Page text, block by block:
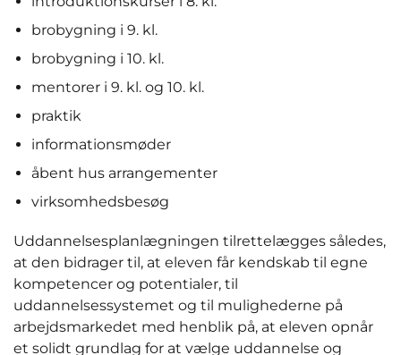
brobygning i 9. kl.
brobygning i 10. kl.
mentorer i 9. kl. og 10. kl.
praktik
informationsmøder
åbent hus arrangementer
virksomhedsbesøg
Uddannelsesplanlægningen tilrettelægges således,
at den bidrager til, at eleven får kendskab til egne
kompetencer og potentialer, til
uddannelsessystemet og til mulighederne på
arbejdsmarkedet med henblik på, at eleven opnår
et solidt grundlag for at vælge uddannelse og